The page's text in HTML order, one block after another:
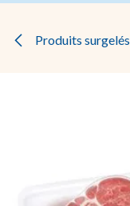
Produits surgelés